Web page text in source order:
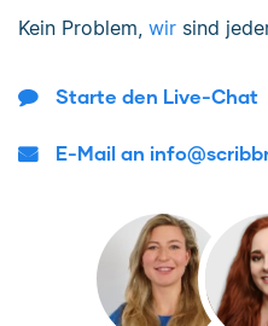
Kein Problem, wir sind
Starte den Live-Chat
E-Mail an